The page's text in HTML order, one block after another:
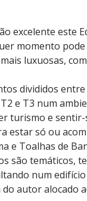
excelente este
momento
luxuosas,
divididos
e T3 num
turismo e
estar só ou
e Toalhas de
são temáticos,
num
autor alocado